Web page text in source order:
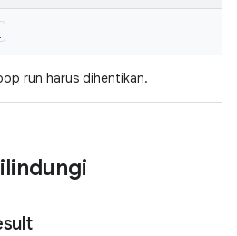
run harus dihentikan.